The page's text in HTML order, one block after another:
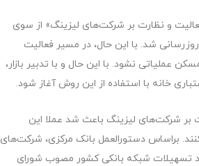
اجرایی تاسیس، فعالیت و نظارت بر شرکت‌های لیزینگ» از سوی
شد. با این حال، در مسیر فعالیت
عملیاتی نشود. با این حال و با تدبیر بازار،
خانه با استفاده از این روش آغاز شود.
و نظارت بر شرکت‌های لیزینگ باعث شد عملا این
براساس دستورالعمل بانک مرکزی، شرکت‌های
سود ۳ واحد درصد بیشتر از نرخ سود تسهیلات شبکه بانکی کشور مصوب شورای